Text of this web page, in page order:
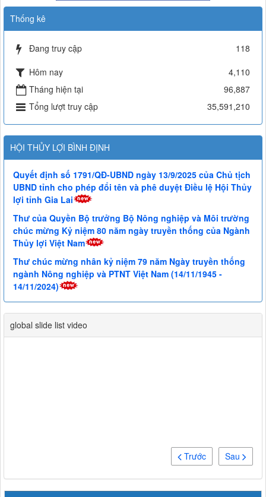
Thống kê
Đang truy cập
118
Hôm nay
4,110
Tháng hiện tại
96,887
Tổng lượt truy cập
35,591,210
HỘI THỦY LỢI BÌNH ĐỊNH
Quyết định số 1791/QĐ-UBND ngày 13/9/2025 của Chủ tịch
UBND tỉnh cho phép đổi tên và phê duyệt Điều lệ Hội Thủy
lợi tỉnh Gia Lai
Thư của Quyền Bộ trưởng Bộ Nông nghiệp và Môi trường
chúc mừng Kỷ niệm 80 năm ngày truyền thống của Ngành
Thủy lợi Việt Nam
Thư chúc mừng nhân kỷ niệm 79 năm Ngày truyền thống
ngành Nông nghiệp và PTNT Việt Nam (14/11/1945 -
14/11/2024)
global slide list video
Sau
Trước